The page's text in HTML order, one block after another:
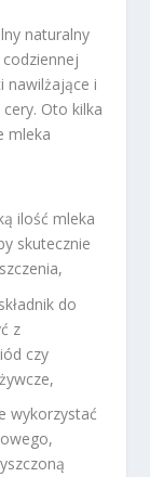
naturalny
nawilżające i
Oto kilka
mleka
ilość mleka
skutecznie
do
z
czy
wykorzystać